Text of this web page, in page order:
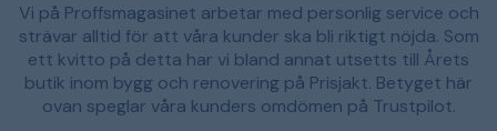
Vi på Proffsmagasinet arbetar med personlig service och
strävar alltid för att våra kunder ska bli riktigt nöjda. Som
ett kvitto på detta har vi bland annat utsetts till Årets
butik inom bygg och renovering på Prisjakt. Betyget här
ovan speglar våra kunders omdömen på Trustpilot.